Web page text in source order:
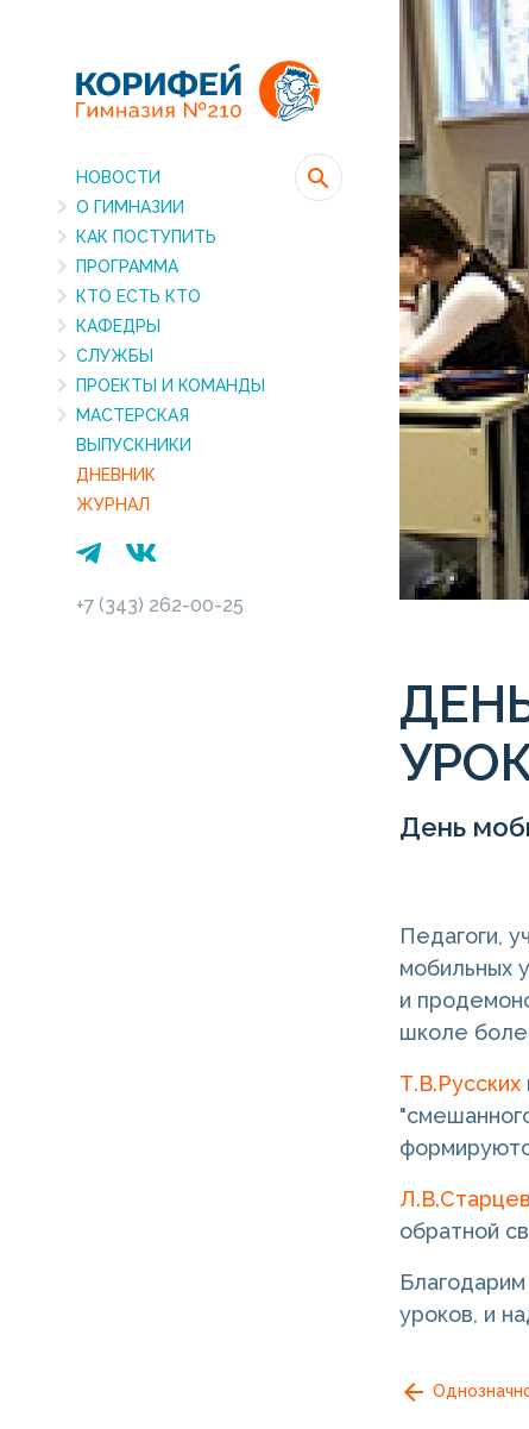
НОВОСТИ
О ГИМНАЗИИ
КАК ПОСТУПИТЬ
ПРОГРАММА
КТО ЕСТЬ КТО
КАФЕДРЫ
СЛУЖБЫ
ПРОЕКТЫ И КОМАНДЫ
МАСТЕРСКАЯ
ВЫПУСКНИКИ
ДНЕВНИК
ЖУРНАЛ
+7 (343) 262-00-25
День
Педагоги,
мобильных
и
школе
Т.В.Русских
обратной
уроков, и